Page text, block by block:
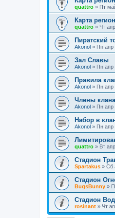
quattro » Пт
Карта
quattro » Чт
Пиратский
Akonol » Пн апр
Зал Славы
Akonol » Пн апр
Правила
Akonol » Пн апр
Члены клана
Akonol » Пн апр
Набор в
Akonol » Пн апр
quattro » Вт
Стадион
Spartakus » Сб
Стадион
BugsBunny »
Стадион
rosinant » Чт